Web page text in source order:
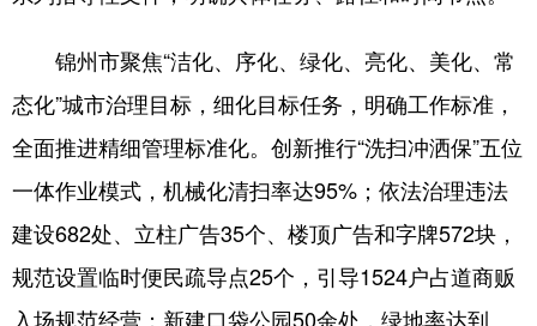
多语种频道
English Español Français عربى
Русский язык 日本語 한국어
Deutsch Português
锦州市聚焦“洁化、序化、绿化、亮化、美化、常
态化”城市治理目标，细化目标任务，明确工作标准，
全面推进精细管理标准化。创新推行“洗扫冲洒保”五位
一体作业模式，机械化清扫率达95%；依法治理违法
建设682处、立柱广告35个、楼顶广告和字牌572块，
规范设置临时便民疏导点25个，引导1524户占道商贩
入场规范经营；新建口袋公园50余处，绿地率达到